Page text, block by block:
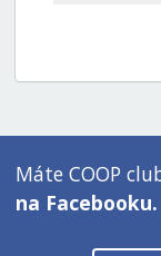
Máte COOP
na Facebooku.